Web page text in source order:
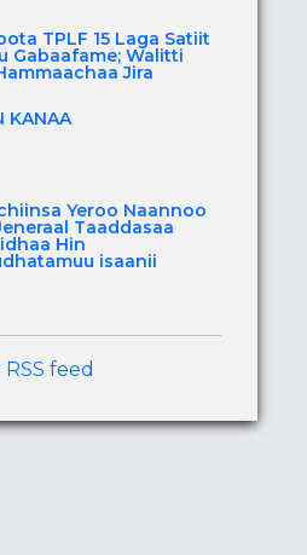
TPLF 15 Laga Satiit
Gabaafame; Walitti
Jira
KANAA
Yeroo Naannoo
Taaddasaa
Hin
isaanii
feed